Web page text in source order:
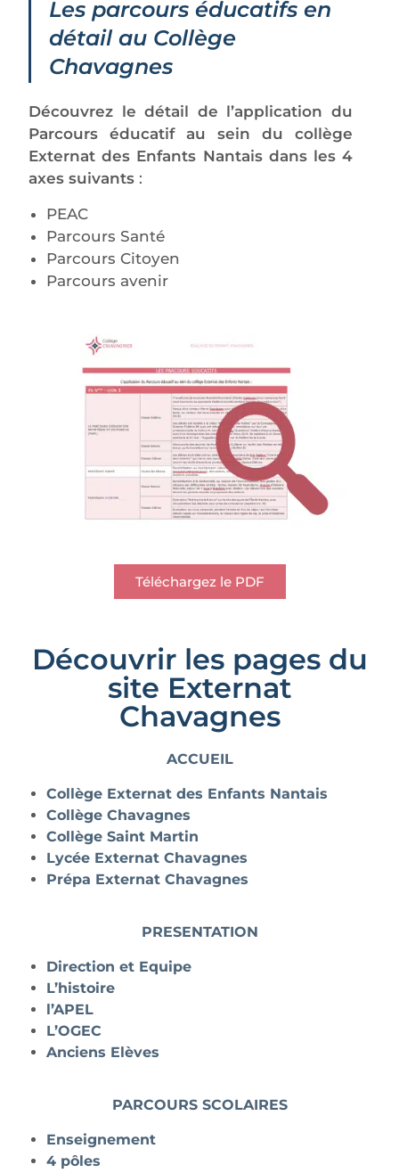
Les parcours éducatifs en
détail au Collège
Chavagnes
Découvrez le détail de l’application du
Parcours éducatif au sein du collège
Externat des Enfants Nantais dans les 4
axes suivants :
PEAC
Parcours Santé
Parcours Citoyen
Parcours avenir
Téléchargez le PDF
Découvrir les pages du
site Externat
Chavagnes
ACCUEIL
Collège Externat des Enfants Nantais
Collège Chavagnes
Collège Saint Martin
Lycée Externat Chavagnes
Prépa Externat Chavagnes
PRESENTATION
Direction et Equipe
L’histoire
l’APEL
L’OGEC
Anciens Elèves
PARCOURS SCOLAIRES
Enseignement
4 pôles